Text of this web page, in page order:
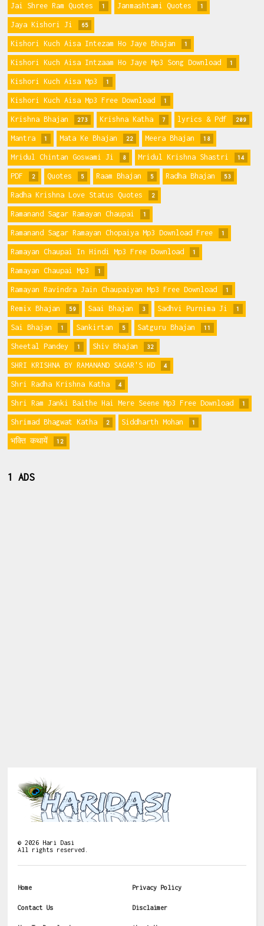
Jai Shree Ram Quotes 1 Janmashtami Quotes 1
Jaya Kishori Ji 65
Kishori Kuch Aisa Intezam Ho Jaye Bhajan 1
Kishori Kuch Aisa Intzaam Ho Jaye Mp3 Song Download 1
Kishori Kuch Aisa Mp3 1
Kishori Kuch Aisa Mp3 Free Download 1
Krishna Bhajan 273 Krishna Katha 7 lyrics & Pdf 209
Mantra 1 Mata Ke Bhajan 22 Meera Bhajan 18
Mridul Chintan Goswami Ji 8 Mridul Krishna Shastri 14
PDF 2 Quotes 5 Raam Bhajan 5 Radha Bhajan 53
Radha Krishna Love Status Quotes 2
Ramanand Sagar Ramayan Chaupai 1
Ramanand Sagar Ramayan Chopaiya Mp3 Download Free 1
Ramayan Chaupai In Hindi Mp3 Free Download 1
Ramayan Chaupai Mp3 1
Ramayan Ravindra Jain Chaupaiyan Mp3 Free Download 1
Remix Bhajan 59 Saai Bhajan 3 Sadhvi Purnima Ji 1
Sai Bhajan 1 Sankirtan 5 Satguru Bhajan 11
Sheetal Pandey 1 Shiv Bhajan 32
SHRI KRISHNA BY RAMANAND SAGAR'S HD 4
Shri Radha Krishna Katha 4
Shri Ram Janki Baithe Hai Mere Seene Mp3 Free Download 1
Shrimad Bhagwat Katha 2 Siddharth Mohan 1
भक्ति कथायें 12
1 ADS
©2026 Hari Dasi
All rights reserved.
Home Privacy Policy
Contact Us Disclaimer